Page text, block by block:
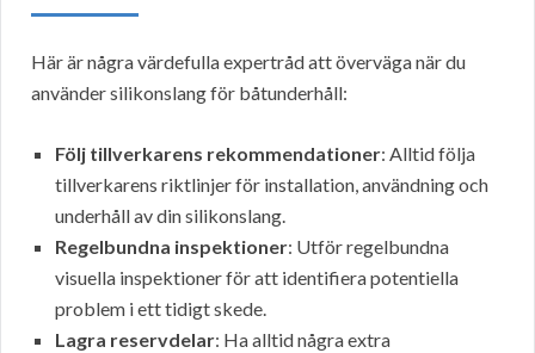
Här är några värdefulla expertråd att överväga när du
använder silikonslang för båtunderhåll:
Följ tillverkarens rekommendationer: Alltid följa
tillverkarens riktlinjer för installation, användning och
underhåll av din silikonslang.
Regelbundna inspektioner: Utför regelbundna
visuella inspektioner för att identifiera potentiella
problem i ett tidigt skede.
Lagra reservdelar: Ha alltid några extra